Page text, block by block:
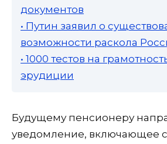
документов
• Путин заявил о
возможности раскола
• 1000 тестов на
эрудиции
Будущему пенсионеру
уведомление, включающее